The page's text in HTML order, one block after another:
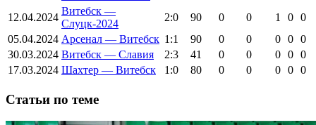
12.04.2024
Витебск —
Слуцк-2024
2:0 90 0 0 1 0 0
05.04.2024 Арсенал — Витебск 1:1 90 0 0 0 0 0
30.03.2024 Витебск — Славия 2:3 41 0 0 0 0 0
17.03.2024 Шахтер — Витебск 1:0 80 0 0 0 0 0
Cтатьи по теме